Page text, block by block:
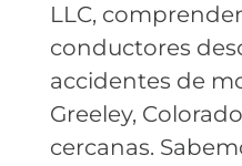
LLC,
conductores
accidentes de
Greeley,
cercanas.